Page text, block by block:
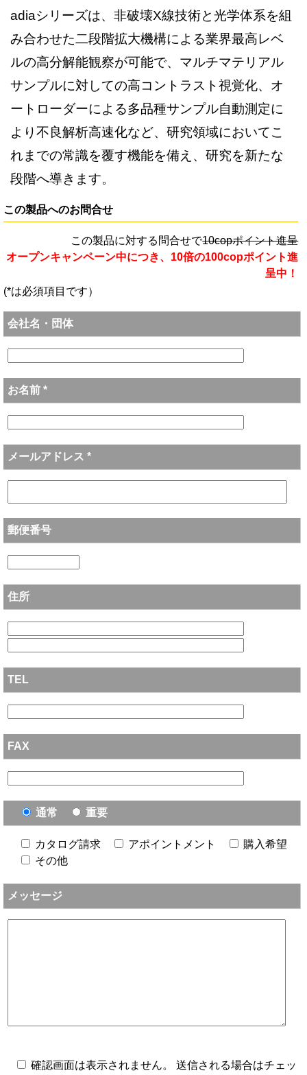
adiaシリーズは、非破壊X線技術と光学体系を組
み合わせた二段階拡大機構による業界最高レベ
ルの高分解能観察が可能で、マルチマテリアル
サンプルに対しての高コントラスト視覚化、オ
ートローダーによる多品種サンプル自動測定に
より不良解析高速化など、研究領域においてこ
れまでの常識を覆す機能を備え、研究を新たな
段階へ導きます。
この製品へのお問合せ
この製品に対する問合せで10copポイント進呈
オープンキャンペーン中につき、10倍の100copポイント進
呈中！
(*は必須項目です）
会社名・団体
お名前 *
メールアドレス *
郵便番号
住所
TEL
FAX
通常 重要
カタログ請求 アポイントメント
購入希望
その他
メッセージ
確認画面は表示されません。 送信される場合はチェッ